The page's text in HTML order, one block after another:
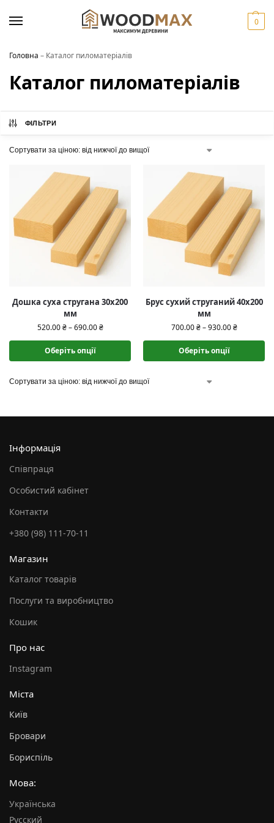
0
Головна – Каталог пиломатеріалів
Каталог пиломатеріалів
ФІЛЬТРИ
Дошка суха стругана 30х200
мм
520.00₴ – 690.00₴
Оберіть опції
Брус сухий струганий 40х200
мм
700.00₴ – 930.00₴
Оберіть опції
Інформація
Співпраця
Особистий кабінет
Контакти
+380 (98) 111-70-11
Магазин
Каталог товарів
Послуги та виробництво
Кошик
Про нас
Instagram
Міста
Київ
Бровари
Бориспіль
Мова:
Українська
Русский